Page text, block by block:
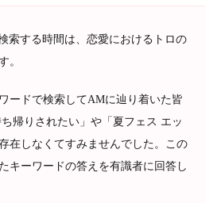
索する時間は、恋愛におけるトロの
。
ードで検索してAMに辿り着いた皆
帰りされたい」や「夏フェス エッ
在しなくてすみませんでした。この
キーワードの答えを有識者に回答し